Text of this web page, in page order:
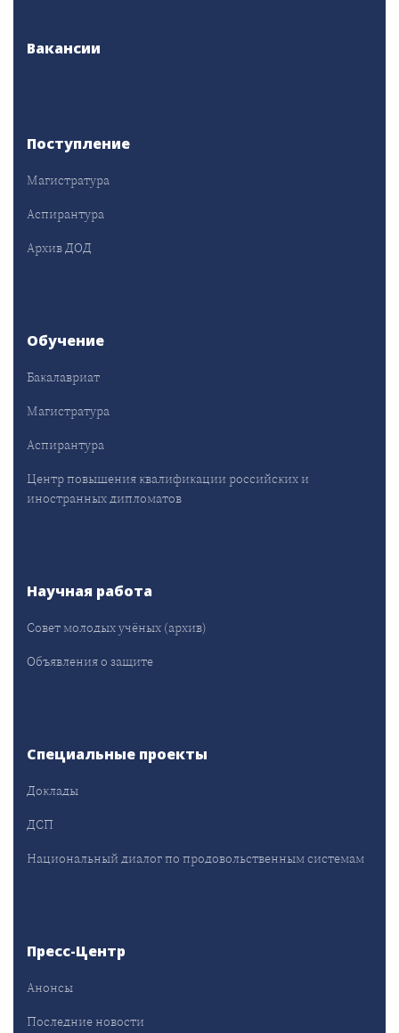
Вакансии
Поступление
Магистратура
Аспирантура
Архив ДОД
Обучение
Бакалавриат
Магистратура
Аспирантура
Центр повышения квалификации российских и
иностранных дипломатов
Научная работа
Совет молодых учёных (архив)
Объявления о защите
Специальные проекты
Доклады
ДСП
Национальный диалог по продовольственным системам
Пресс-Центр
Анонсы
Последние новости